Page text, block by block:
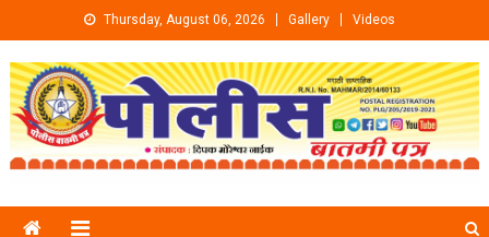
Skip to content Thursday, August 06, 2026 Gallery Videos